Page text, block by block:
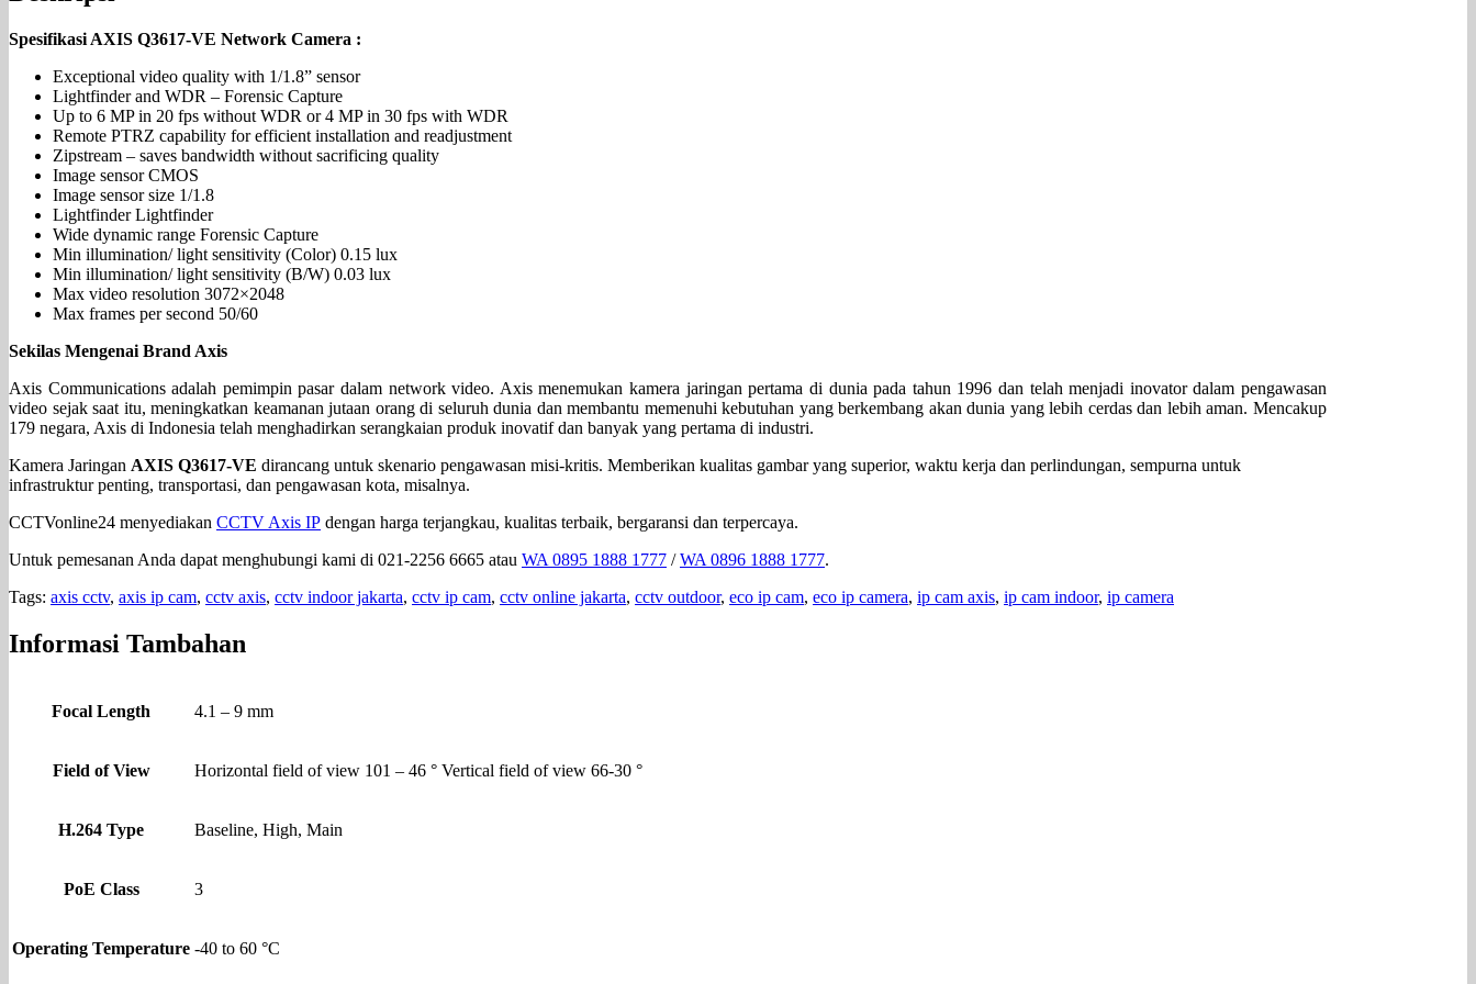
Spesifikasi AXIS Q3617-VE Network Camera :
Exceptional video quality with 1/1.8” sensor
Lightfinder and WDR – Forensic Capture
Up to 6 MP in 20 fps without WDR or 4 MP in 30 fps with WDR
Remote PTRZ capability for efficient installation and readjustment
Zipstream – saves bandwidth without sacrificing quality
Image sensor CMOS
Image sensor size 1/1.8
Lightfinder Lightfinder
Wide dynamic range Forensic Capture
Min illumination/ light sensitivity (Color) 0.15 lux
Min illumination/ light sensitivity (B/W) 0.03 lux
Max video resolution 3072×2048
Max frames per second 50/60
Sekilas Mengenai Brand Axis
Axis Communications adalah pemimpin pasar dalam network video. Axis menemukan kamera jaringan pertama di dunia pada tahun 1996 dan telah menjadi inovator dalam pengawasan
video sejak saat itu, meningkatkan keamanan jutaan orang di seluruh dunia dan membantu memenuhi kebutuhan yang berkembang akan dunia yang lebih cerdas dan lebih aman. Mencakup
179 negara, Axis di Indonesia telah menghadirkan serangkaian produk inovatif dan banyak yang pertama di industri.
Kamera Jaringan AXIS Q3617-VE dirancang untuk skenario pengawasan misi-kritis. Memberikan kualitas gambar yang superior, waktu kerja dan perlindungan, sempurna untuk
infrastruktur penting, transportasi, dan pengawasan kota, misalnya.
CCTVonline24 menyediakan CCTV Axis IP dengan harga terjangkau, kualitas terbaik, bergaransi dan terpercaya.
Untuk pemesanan Anda dapat menghubungi kami di 021-2256 6665 atau WA 0895 1888 1777 /WA 0896 1888 1777.
Tags: axis cctv, axis ip cam, cctv axis, cctv indoor jakarta, cctv ip cam, cctv online jakarta, cctv outdoor, eco ip cam, eco ip camera, ip cam axis, ip cam indoor, ip camera
Informasi Tambahan
Focal Length 4.1 – 9 mm
Field of View Horizontal field of view 101 – 46 ° Vertical field of view 66-30 °
H.264 Type Baseline, High, Main
PoE Class 3
Operating Temperature -40 to 60 °C